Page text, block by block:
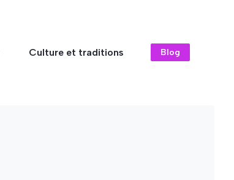
Culture et traditions Blog